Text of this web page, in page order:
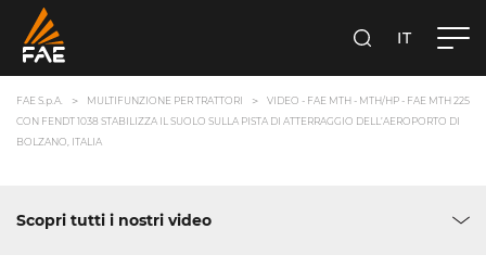
CERCAIT
FAE S.p.A. MULTIFUNZIONE PER TRATTORI
VIDEO - FAE MTH - MTH/HP - FAE MTH 225
CON FENDT 1038 STABILIZZA IL SUOLO SULLA PISTA DI ATTERRAGGIO DELL’AEROPORTO DI
BOLZANO, ITALIA
Scopri tutti i nostri video